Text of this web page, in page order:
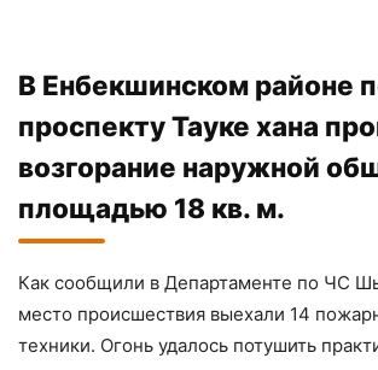
В Енбекшинском районе
проспекту Тауке хана
возгорание наружной
площадью 18 кв. м.
Как сообщили в Департаменте по ЧС
место происшествия выехали 14
техники. Огонь удалось потушить